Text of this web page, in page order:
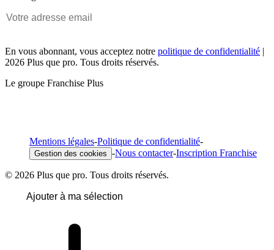
En vous abonnant, vous acceptez notre politique de confidentialité |
2026 Plus que pro. Tous droits réservés.
Le groupe Franchise Plus
Mentions légales-Politique de confidentialité-
Gestion des cookies -Nous contacter-Inscription Franchise
© 2026 Plus que pro. Tous droits réservés.
Ajouter à ma sélection